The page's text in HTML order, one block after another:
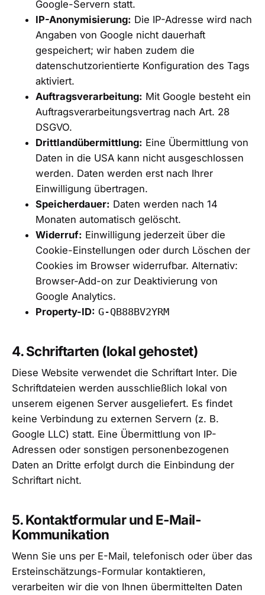
Google-Servern statt.
IP-Anonymisierung: Die IP-Adresse wird nach
Angaben von Google nicht dauerhaft
gespeichert; wir haben zudem die
datenschutzorientierte Konfiguration des Tags
aktiviert.
Auftragsverarbeitung: Mit Google besteht ein
Auftragsverarbeitungsvertrag nach Art. 28
DSGVO.
Drittlandübermittlung: Eine Übermittlung von
Daten in die USA kann nicht ausgeschlossen
werden. Daten werden erst nach Ihrer
Einwilligung übertragen.
Speicherdauer: Daten werden nach 14
Monaten automatisch gelöscht.
Widerruf: Einwilligung jederzeit über die
Cookie-Einstellungen oder durch Löschen der
Cookies im Browser widerrufbar. Alternativ:
Browser-Add-on zur Deaktivierung von
Google Analytics.
Property-ID: G-QB88BV2YRM
4. Schriftarten (lokal gehostet)
Diese Website verwendet die Schriftart Inter. Die
Schriftdateien werden ausschließlich lokal von
unserem eigenen Server ausgeliefert. Es findet
keine Verbindung zu externen Servern (z. B.
Google LLC) statt. Eine Übermittlung von IP-
Adressen oder sonstigen personenbezogenen
Daten an Dritte erfolgt durch die Einbindung der
Schriftart nicht.
5. Kontaktformular und E-Mail-
Kommunikation
Wenn Sie uns per E-Mail, telefonisch oder über das
Ersteinschätzungs-Formular kontaktieren,
verarbeiten wir die von Ihnen übermittelten Daten